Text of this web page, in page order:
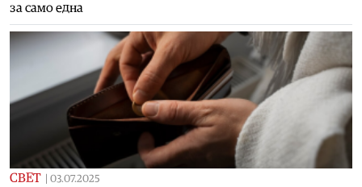
за само една
СВЕТ 03.07.2025